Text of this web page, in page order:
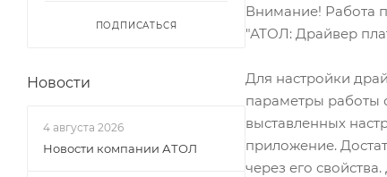
Внимание! Работа
"АТОЛ: Драйвер
Для настройки
параметры работы
выставленных
приложение.
через его
ПОДПИСАТЬСЯ
Новости
4 августа 2026
Новости компании АТОЛ